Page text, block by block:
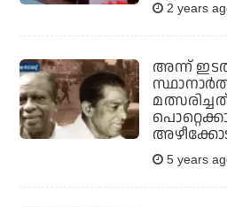
2 years
അന്ന്
5 years